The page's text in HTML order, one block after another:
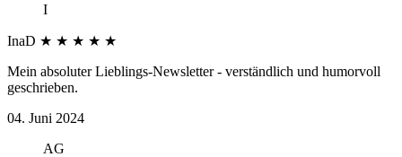
I
InaD ★ ★ ★ ★ ★
Mein absoluter Lieblings-Newsletter - verständlich und humorvoll
geschrieben.
04. Juni 2024
AG